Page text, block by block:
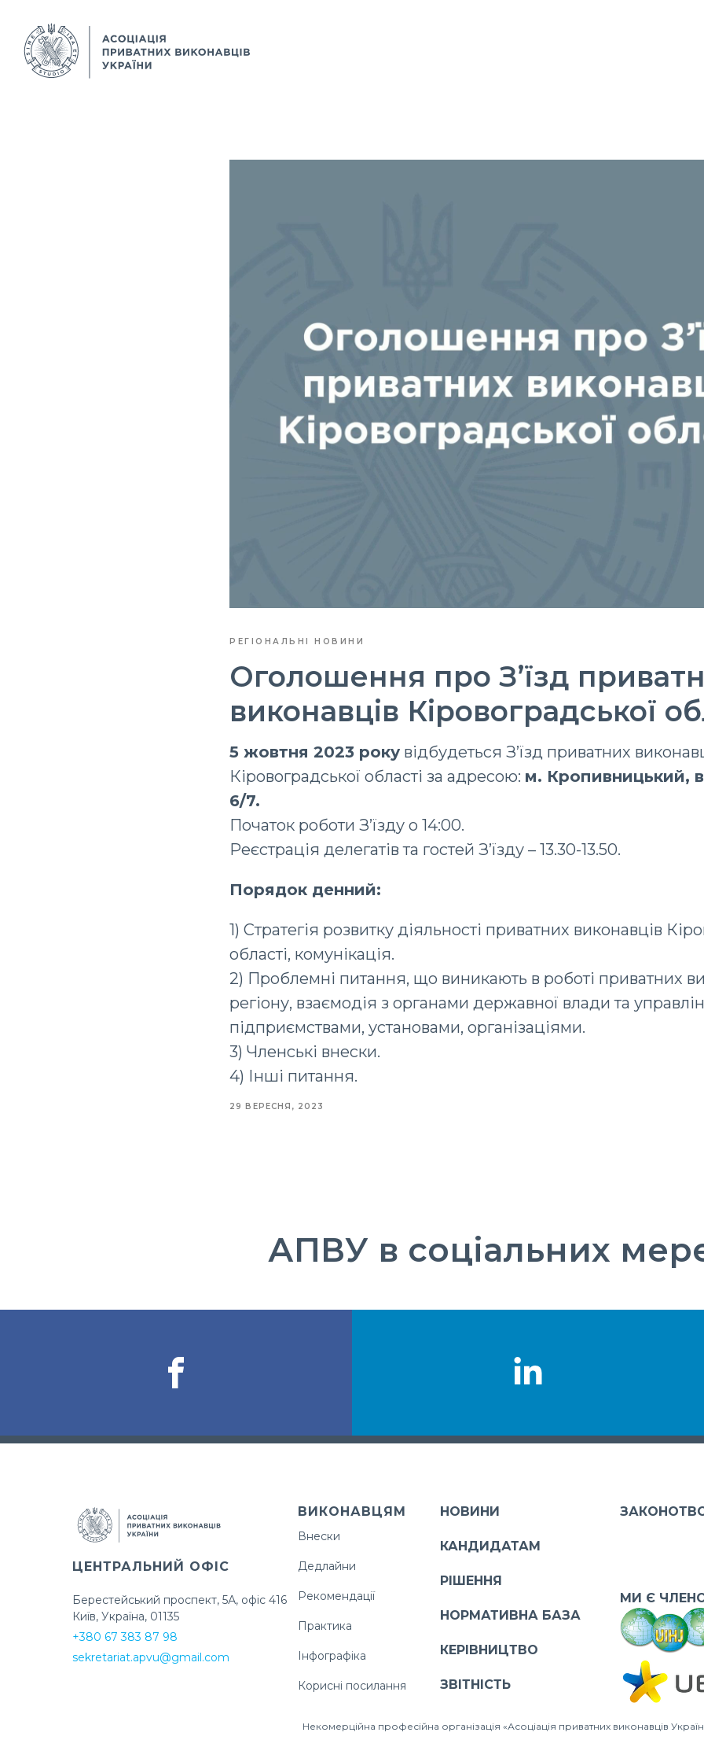
РЕГІОНАЛЬНІ НОВИНИ
Оголошення про З’їзд
виконавців Кіровоградської
5 жовтня 2023 року відбудеться З’їзд приватних
Кіровоградської області за адресою: м. Кропивницький,
6/7.
Початок роботи З’їзду о 14:00.
Реєстрація делегатів та гостей З’їзду – 13.30-13.50.
Порядок денний:
1) Стратегія розвитку діяльності приватних виконавців
області, комунікація.
2) Проблемні питання, що виникають в роботі приватних
регіону, взаємодія з органами державної влади та
підприємствами, установами, організаціями.
3) Членські внески.
4) Інші питання.
29 ВЕРЕСНЯ, 2023
АПВУ в соціальних
ЦЕНТРАЛЬНИЙ ОФІС
Берестейський проспект, 5А, офіс 416
Київ, Україна, 01135
+380 67 383 87 98
sekretariat.apvu@gmail.com
ВИКОНАВЦЯМ
Внески
Дедлайни
Рекомендації
Практика
Інфографіка
Корисні посилання
НОВИНИ
КАНДИДАТАМ
РІШЕННЯ
НОРМАТИВНА БАЗА
КЕРІВНИЦТВО
ЗВІТНІСТЬ
МИ Є
Некомерційна професійна організація «Асоціація приватних виконавців